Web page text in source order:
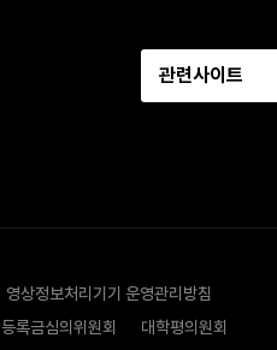
관련사이트
영상정보처리기기 운영관리방침
등록금심의위원회
대학평의원회